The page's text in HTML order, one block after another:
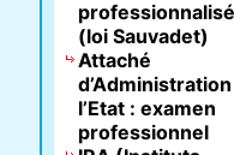
(loi Sauvadet)
Attaché
l’Etat : examen
professionnel